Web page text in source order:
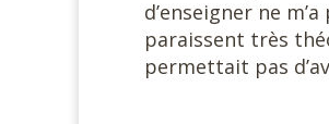
d’enseigner ne
paraissent très
permettait pas